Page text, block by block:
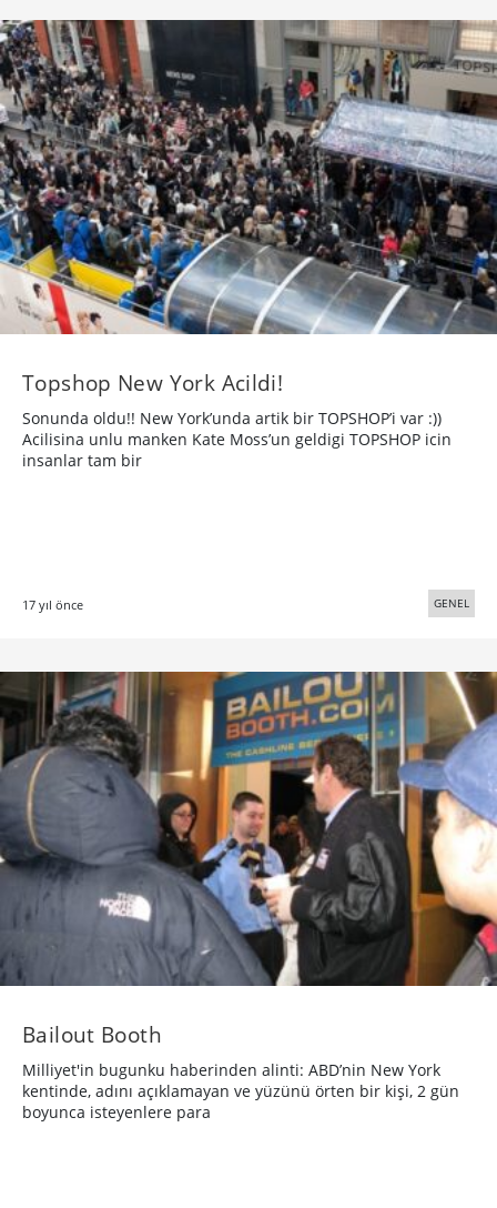
Topshop New York Acildi!
Sonunda oldu!! New York’unda artik bir TOPSHOP’i var :))
Acilisina unlu manken Kate Moss’un geldigi TOPSHOP icin
insanlar tam bir
17 yıl önce GENEL
Bailout Booth
Milliyet'in bugunku haberinden alinti: ABD’nin New York
kentinde, adını açıklamayan ve yüzünü örten bir kişi, 2 gün
boyunca isteyenlere para